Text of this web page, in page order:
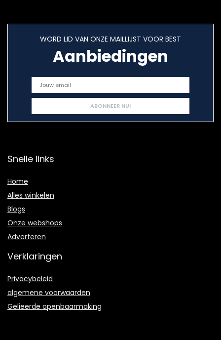
WORD LID VAN ONZE MAILLIJST VOOR BEST
Aanbiedingen
Snelle links
Home
Alles winkelen
Blogs
Onze webshops
Adverteren
Verklaringen
Privacybeleid
algemene voorwaarden
Gelieerde openbaarmaking